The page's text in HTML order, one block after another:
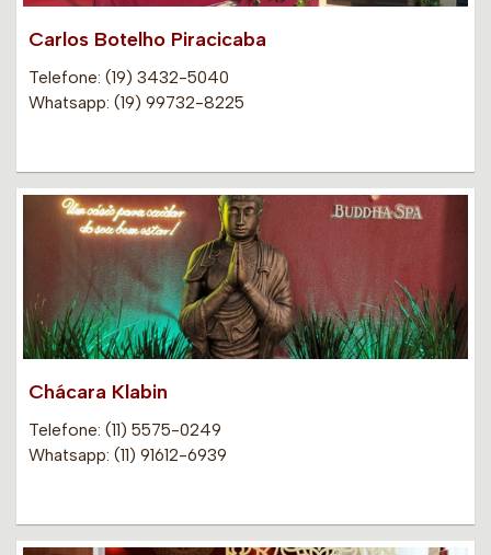
Carlos Botelho Piracicaba
Telefone: (19) 3432-5040
Whatsapp: (19) 99732-8225
Chácara Klabin
Telefone: (11) 5575-0249
Whatsapp: (11) 91612-6939